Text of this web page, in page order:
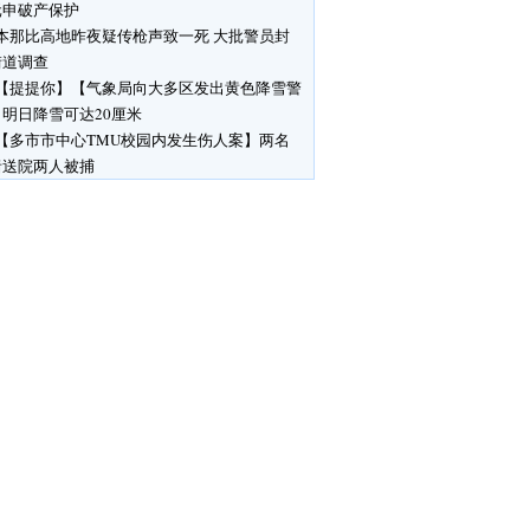
破产保护
那比高地昨夜疑传枪声致一死 大批警员封
调查
【提提你】【气象局向大多区发出黄色降雪警
日降雪可达20厘米
【多市市中心TMU校园内发生伤人案】两名
院两人被捕